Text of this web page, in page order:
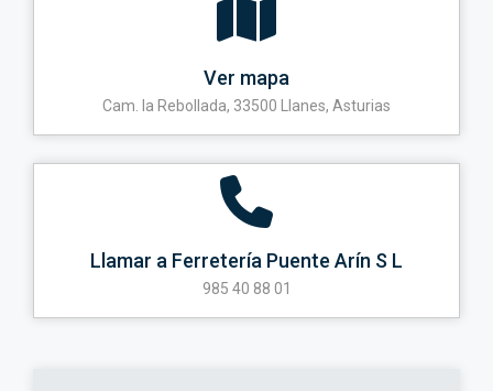
Ver mapa
Cam. la Rebollada, 33500 Llanes, Asturias
Llamar a Ferretería Puente Arín S L
985 40 88 01